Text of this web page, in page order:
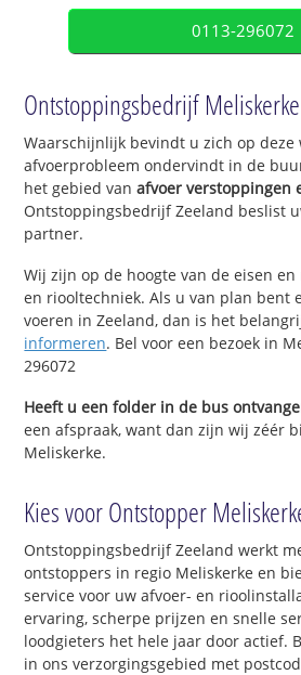
0113-296072
Ontstoppingsbedrijf Meliskerke
Waarschijnlijk bevindt u zich op deze
afvoerprobleem ondervindt in de
het gebied vanafvoer verstoppingen
Ontstoppingsbedrijf Zeeland beslist
partner.
Wij zijn op de hoogte van de eisen
en riooltechniek. Als u van plan bent
voeren in Zeeland, dan is het
informeren. Bel voor een bezoek in
296072
Heeft u een folder in de bus
een afspraak, want dan zijn wij zéér
Meliskerke.
Kies voor Ontstopper
Ontstoppingsbedrijf Zeeland werkt
ontstoppers in regio Meliskerke en
service voor uw afvoer- en
ervaring, scherpe prijzen en snelle
loodgieters het hele jaar door actief.
in ons verzorgingsgebied met